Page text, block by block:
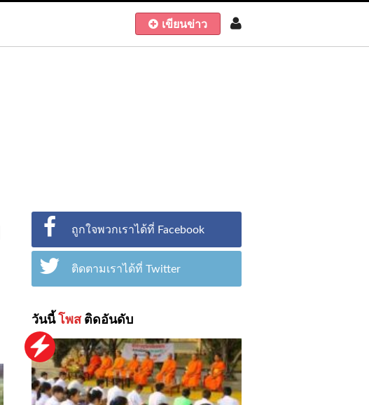
เขียนข่าว
ถูกใจพวกเราได้ที่ Facebook
ติดตามเราได้ที่ Twitter
วันนี้ โพสติดอันดับ